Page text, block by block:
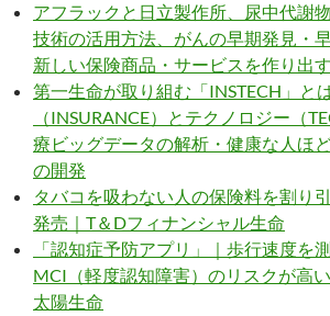
アフラックと日立製作所、尿中代謝
技術の活用方法、がんの早期発見・
新しい保険商品・サービスを作り出
第一生命が取り組む「INSTECH」と
（INSURANCE）とテクノロジー（
療ビッグデータの解析・健康な人ほ
の開発
タバコを吸わない人の保険料を割り
発売｜T＆Dフィナンシャル生命
「認知症予防アプリ」｜歩行速度を
MCI（軽度認知障害）のリスクが高
太陽生命